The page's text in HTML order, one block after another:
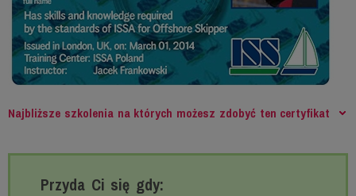
Najbliższe szkolenia na których możesz zdobyć ten certyfikat
Przyda Ci się gdy: